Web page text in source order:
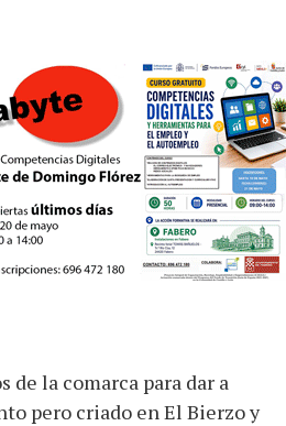
la comarca para dar a
pero criado en El Bierzo y